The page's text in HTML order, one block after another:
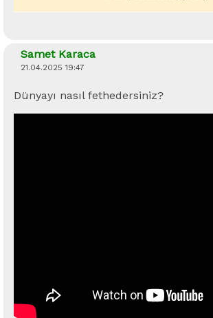
Samet Karaca
21.04.2025 19:47
Dünyayı nasıl fethedersiniz?